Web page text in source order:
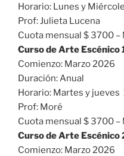
Horario: Lunes y
Prof: Julieta Lucena
Cuota mensual $ 3700
Curso de Arte Escénico
Comienzo: Marzo 2026
Duración: Anual
Horario: Martes y jueves
Prof: Moré
Cuota mensual $ 3700
Curso de Arte Escénico
Comienzo: Marzo 2026